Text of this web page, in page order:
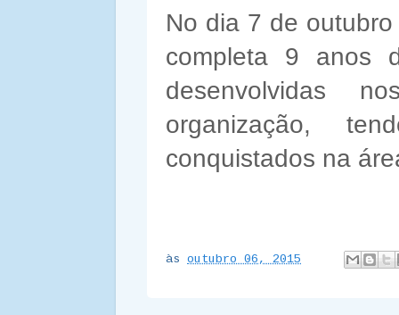
No dia 7 de
completa 9 anos
desenvolvidas
organização,
conquistados na
às outubro 06, 2015